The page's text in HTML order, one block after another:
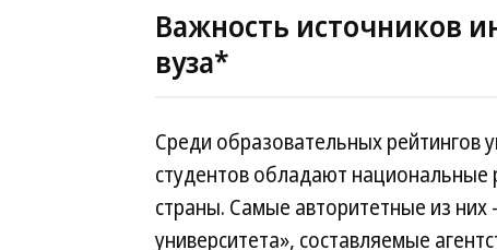
Важность источников
вуза*
Среди образовательных рейтингов
студентов обладают
страны. Самые авторитетные из
университета», составляемые